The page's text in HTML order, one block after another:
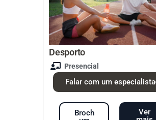
Desporto
Presencial
Falar com um especialista
Broch
Ver